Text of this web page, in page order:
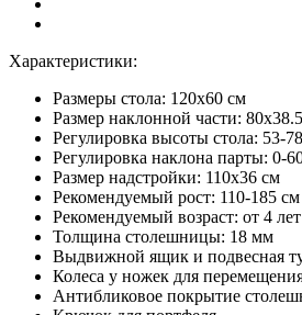
Характеристики:
Размеры стола: 120x60 см
Размер наклонной части:
Регулировка высоты стола: 53-
Регулировка наклона парты: 0-
Размер надстройки: 110x36 см
Рекомендуемый рост: 110-185 см
Рекомендуемый возраст: от 4 лет
Толщина столешницы: 18 мм
Выдвижной ящик и подвесная
Колеса у ножек для
Антибликовое покрытие